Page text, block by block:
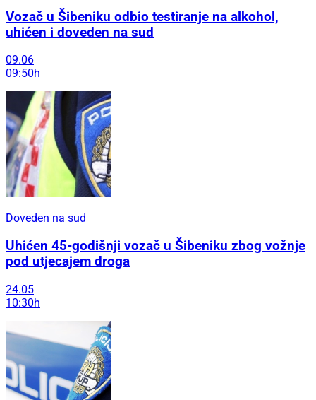
Vozač u Šibeniku odbio testiranje na alkohol,
uhićen i doveden na sud
09.06
09:50h
Doveden na sud
Uhićen 45-godišnji vozač u Šibeniku zbog vožnje
pod utjecajem droga
24.05
10:30h